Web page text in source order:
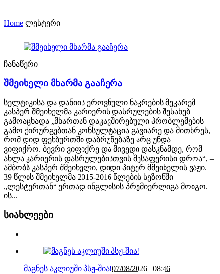
Home ლესტერი
ჩანაწერი
შმეიხელი მხარმა გააჩერა
სელტიკისა და დანიის ეროვნული ნაკრების მეკარემ
კასპერ შმეიხელმა კარიერის დასრულების შესახებ
გამოაცხადა „მხართან დაკავშირებული პრობლემების
გამო ქირურგებთან კონსულტაცია გავიარე და მითხრეს,
რომ დიდ ფეხბურთში დაბრუნებაზე არც უნდა
ვიფიქრო. ბევრი ვიფიქრე და მივედი დასკნამდე, რომ
ახლა კარიერის დასრულებისთვის შესაფერისი დროა“, –
ამბობს კასპერ შმეიხელი, დიდი პიტერ შმეიხელის ვაჟი.
39 წლის შმეიხელმა 2015-2016 წლების სეზონში
„ლესტერთან“ ერთად ინგლისის პრემიერლიგა მოიგო.
ის...
სიახლეები
მაგნეს აკლიუში პსჟ-შია!07/08/2026 | 08:46